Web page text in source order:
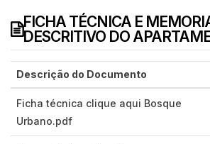
FICHA TÉCNICA E
DESCRITIVO DO
Descrição do Documento
Ficha técnica clique aqui Bosque
Urbano.pdf